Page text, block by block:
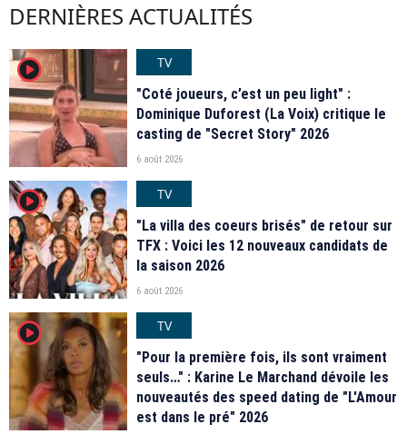
DERNIÈRES ACTUALITÉS
player2
TV
"Coté joueurs, c’est un peu light" :
Dominique Duforest (La Voix) critique le
casting de "Secret Story" 2026
6 août 2026
player2
TV
"La villa des coeurs brisés" de retour sur
TFX : Voici les 12 nouveaux candidats de
la saison 2026
6 août 2026
player2
TV
"Pour la première fois, ils sont vraiment
seuls…" : Karine Le Marchand dévoile les
nouveautés des speed dating de "L'Amour
est dans le pré" 2026